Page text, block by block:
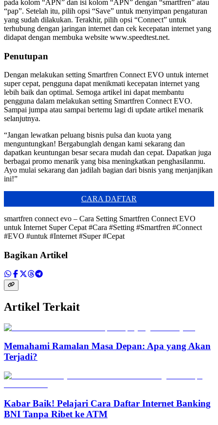
pada kolom “APN” dan isi kolom “APN” dengan “smartfren” atau
“pap”. Setelah itu, pilih opsi “Save” untuk menyimpan pengaturan
yang sudah dilakukan. Terakhir, pilih opsi “Connect” untuk
terhubung dengan jaringan internet dan cek kecepatan internet yang
didapat dengan membuka website www.speedtest.net.
Penutupan
Dengan melakukan setting Smartfren Connect EVO untuk internet
super cepat, pengguna dapat menikmati kecepatan internet yang
lebih baik dan optimal. Semoga artikel ini dapat membantu
pengguna dalam melakukan setting Smartfren Connect EVO.
Sampai jumpa atau sampai bertemu lagi di update artikel menarik
selanjutnya.
“Jangan lewatkan peluang bisnis pulsa dan kuota yang
menguntungkan! Bergabunglah dengan kami sekarang dan
dapatkan keuntungan besar secara mudah dan cepat. Dapatkan juga
berbagai promo menarik yang bisa meningkatkan penghasilanmu.
Ayo mulai sekarang dan jadilah bagian dari bisnis yang menjanjikan
ini!”
CARA DAFTAR
smartfren connect evo – Cara Setting Smartfren Connect EVO
untuk Internet Super Cepat #Cara #Setting #Smartfren #Connect
#EVO #untuk #Internet #Super #Cepat
Bagikan Artikel
Artikel Terkait
Memahami Ramalan Masa Depan: Apa yang Akan
Terjadi?
Kabar Baik! Pelajari Cara Daftar Internet Banking
BNI Tanpa Ribet ke ATM